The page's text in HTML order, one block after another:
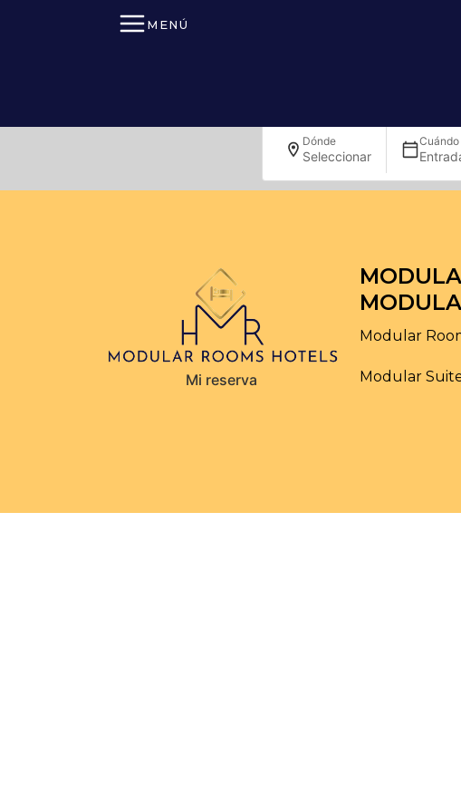
MENÚ
Dónde
Seleccionar
Cuándo
Mi reserva
Modular
Modular